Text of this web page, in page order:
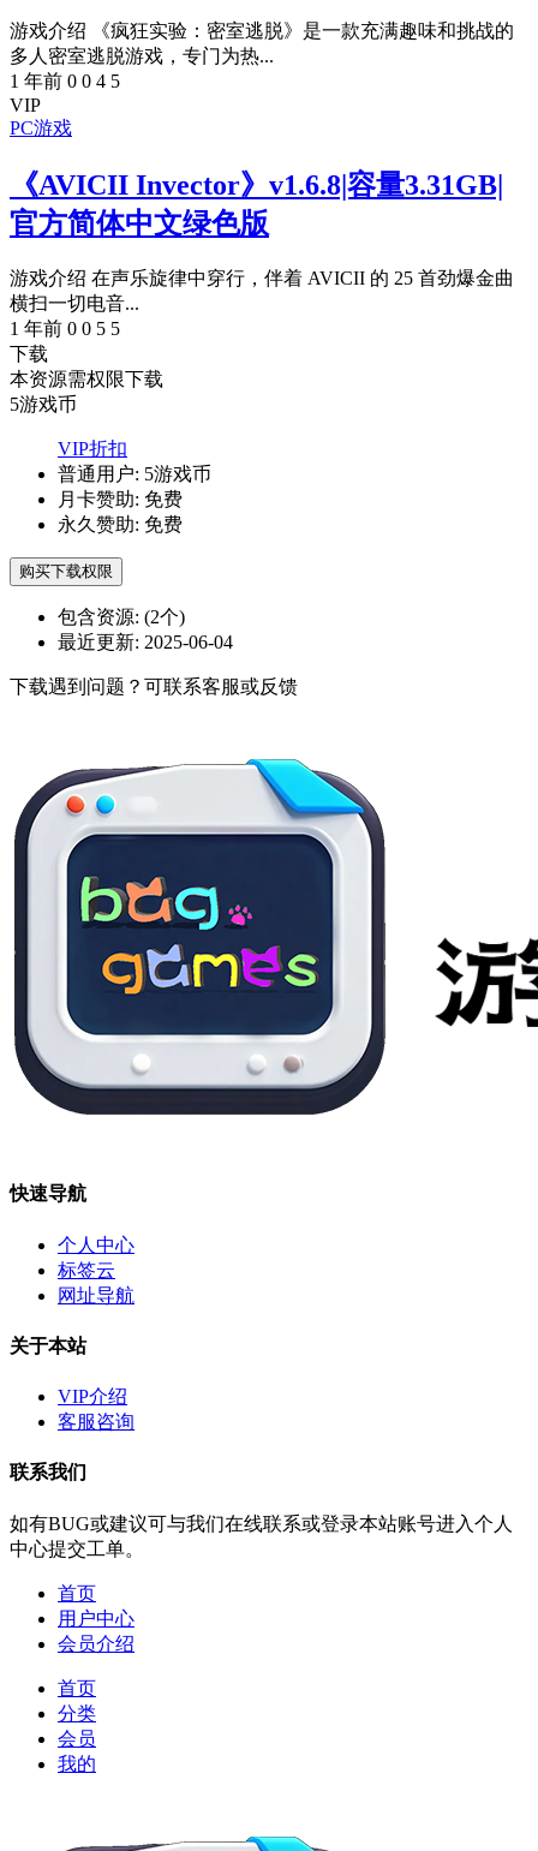
游戏介绍 《疯狂实验：密室逃脱》是一款充满趣味和挑战的
多人密室逃脱游戏，专门为热...
1 年前 0 0 4 5
VIP
PC游戏
《AVICII Invector》v1.6.8|容量3.31GB|
官方简体中文绿色版
游戏介绍 在声乐旋律中穿行，伴着 AVICII 的 25 首劲爆金曲
横扫一切电音...
1 年前 0 0 5 5
下载
本资源需权限下载
5游戏币
VIP折扣
普通用户: 5游戏币
月卡赞助: 免费
永久赞助: 免费
购买下载权限
包含资源: (2个)
最近更新: 2025-06-04
下载遇到问题？可联系客服或反馈
快速导航
个人中心
标签云
网址导航
关于本站
VIP介绍
客服咨询
联系我们
如有BUG或建议可与我们在线联系或登录本站账号进入个人
中心提交工单。
首页
用户中心
会员介绍
首页
分类
会员
我的